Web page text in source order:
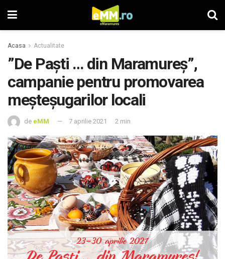
Acasa Actualitate
”De Paști … din Maramureș”,
campanie pentru promovarea
meșteșugarilor locali
de eMM 7 aprilie 2021 2 min